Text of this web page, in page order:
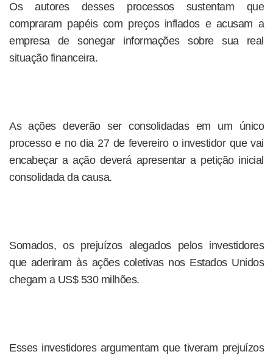
Os autores desses processos sustentam que
compraram papéis com preços inflados e acusam a
empresa de sonegar informações sobre sua real
situação financeira.
As ações deverão ser consolidadas em um único
processo e no dia 27 de fevereiro o investidor que vai
encabeçar a ação deverá apresentar a petição inicial
consolidada da causa.
Somados, os prejuízos alegados pelos investidores
que aderiram às ações coletivas nos Estados Unidos
chegam a US$ 530 milhões.
Esses investidores argumentam que tiveram prejuízos